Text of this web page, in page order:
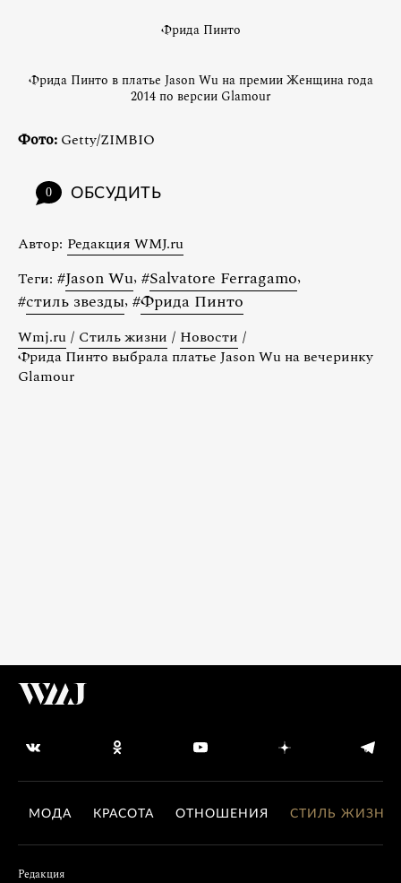
Фрида Пинто
Фрида Пинто в платье Jason Wu на премии Женщина года
2014 по версии Glamour
Фото: Getty/ZIMBIO
0 ОБСУДИТЬ
Автор: Редакция WMJ.ru
Теги: #Jason Wu, #Salvatore Ferragamo,
#стиль звезды, #Фрида Пинто
Wmj.ru / Стиль жизни / Новости /
Фрида Пинто выбрала платье Jason Wu на вечеринку
Glamour
МОДА КРАСОТА ОТНОШЕНИЯ СТИЛЬ ЖИЗНИ
Редакция